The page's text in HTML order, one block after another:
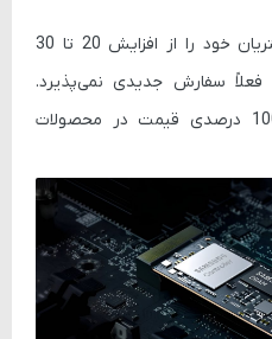
از سوی دیگر، میکرون هم مشتریان خود را از افزایش 20 تا 30
سفارش جدیدی نمی‌پذیرد.
همچنین، سن‌دیسک افزایش 100 درصدی قیمت در محصولات